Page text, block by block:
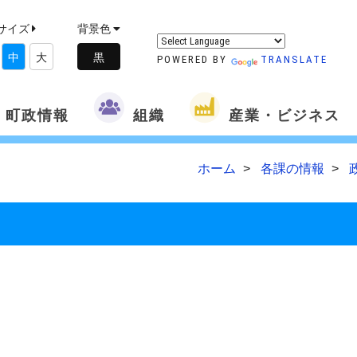
イズ
中 大
背景色
POWERED BY TRANSLATE
町政情報 組織 産業・ビジネス
ホーム 各課の情報